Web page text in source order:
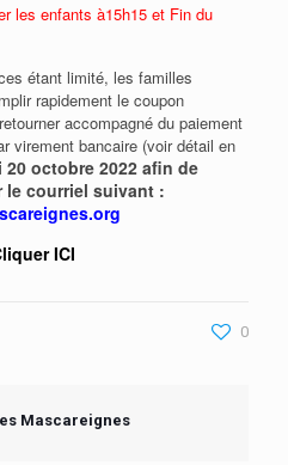
les enfants à15h15 et Fin du
étant limité, les familles
rapidement le coupon
accompagné du paiement
virement bancaire (voir détail en
20 octobre 2022 afin de
le courriel suivant :
ICI
0
Mascareignes